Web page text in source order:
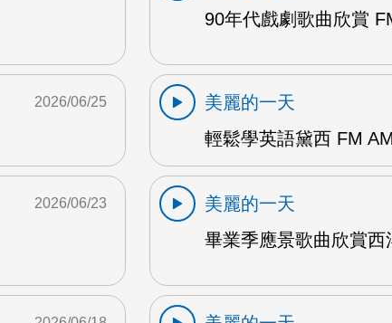
90年代戲劇歌曲欣賞
2026/06/25
美麗的一天
輕鬆學英語黛西 FM AM
2026/06/23
美麗的一天
畢業季應景歌曲欣賞西